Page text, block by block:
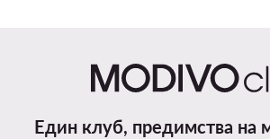
Един клуб, предимства на